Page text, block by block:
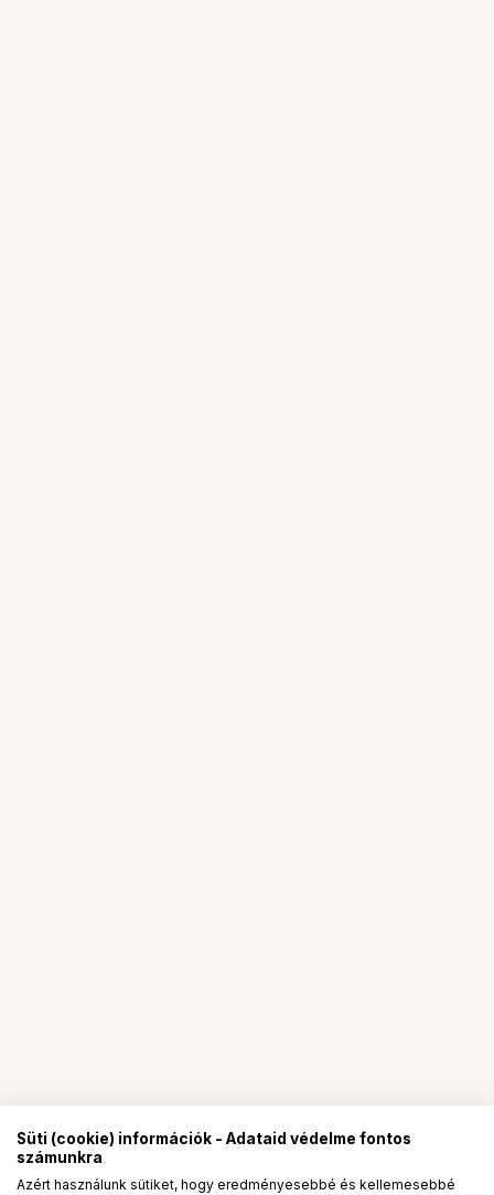
Süti (cookie) információk - Adataid védelme fontos
számunkra
Azért használunk sütiket, hogy eredményesebbé és kellemesebbé